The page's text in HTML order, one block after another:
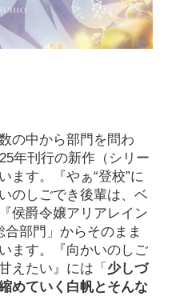
の中から部門を問わ
年刊行の新作（シリー
ます。『やぁ“登校”に
のしごでき後輩は、ベ
侯爵令嬢アリアレイン
部門」からそのまま
ます。『向かいのしご
えたい』には「 少しづ
めていく白帆とそんな